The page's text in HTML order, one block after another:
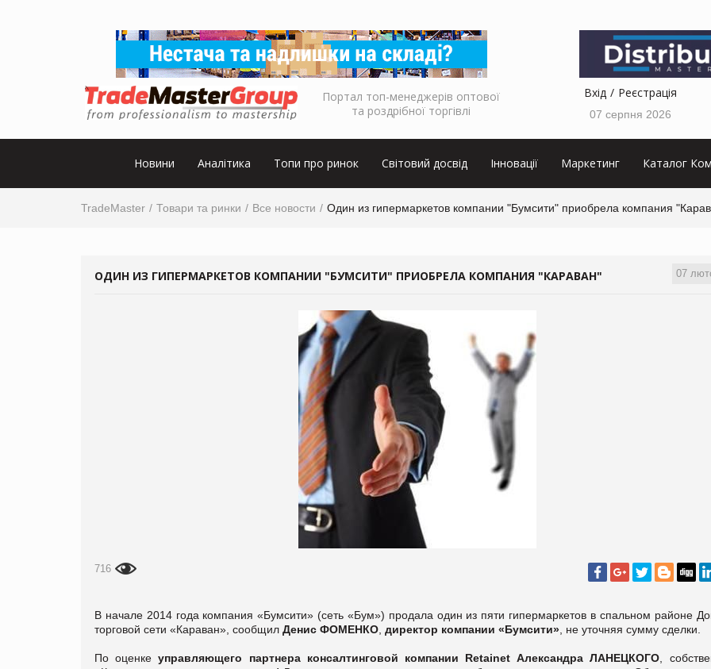
Портал топ-менеджерів оптової
та роздрібної торгівлі
Вхід Реєстрація
07 серпня 2026
Новини Аналітика Топи про ринок Світовий досвід Інновації Маркетинг Каталог
TradeMaster Товари та ринки Все новости Один из гипермаркетов компании "Бумсити" приобрела компания
07
ОДИН ИЗ ГИПЕРМАРКЕТОВ КОМПАНИИ "БУМСИТИ" ПРИОБРЕЛА КОМПАНИЯ "КАРАВАН"
716
В начале 2014 года компания «Бумсити» (сеть «Бум») продала один из пяти гипермаркетов в спальном районе
торговой сети «Караван», сообщил Денис ФОМЕНКО директор компании «Бумсити» , не уточняя сумму сделки.
По оценкеуправляющего партнера консалтинговой компании Retainet Александра ЛАНЕЦКОГО ,